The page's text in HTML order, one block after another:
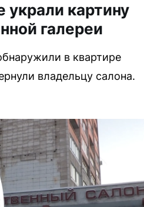
украли картину
галереи
в квартире
владельцу салона.